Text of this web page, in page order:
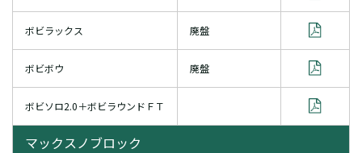
ボビラックス 廃盤
ボビボウ 廃盤
ボビソロ2.0＋ボビラウンドＦＴ
マックスノブロック